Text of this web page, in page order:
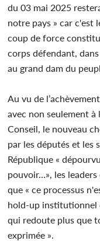
du 03 mai 2025
notre pays » car c'est
coup de force
corps défendant,
au grand dam du
Au vu de
avec non seulement
Conseil, le nouveau
par les députés et les
République «
pouvoir…», les leaders
que « ce processus
hold-up institutionnel
qui redoute plus que
exprimée ».